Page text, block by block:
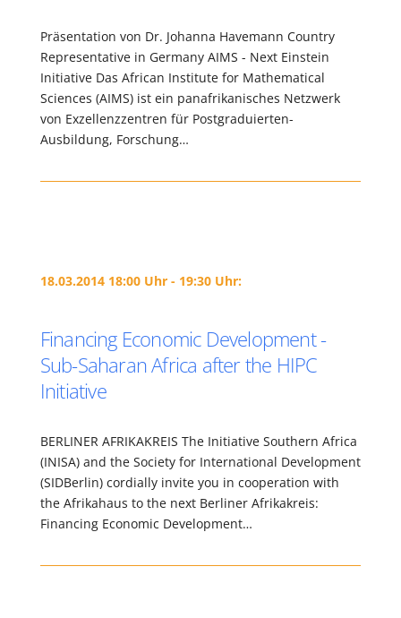
Präsentation von Dr. Johanna Havemann Country
Representative in Germany AIMS - Next Einstein
Initiative Das African Institute for Mathematical
Sciences (AIMS) ist ein panafrikanisches Netzwerk
von Exzellenzzentren für Postgraduierten-
Ausbildung, Forschung…
18.03.2014 18:00 Uhr - 19:30 Uhr:
Financing Economic Development -
Sub-Saharan Africa after the HIPC
Initiative
BERLINER AFRIKAKREIS The Initiative Southern Africa
(INISA) and the Society for International Development
(SIDBerlin) cordially invite you in cooperation with
the Afrikahaus to the next Berliner Afrikakreis:
Financing Economic Development…